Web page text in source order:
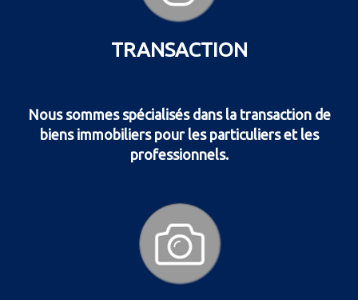
TRANSACTION
Nous sommes spécialisés dans la transaction de
biens immobiliers pour les particuliers et les
professionnels.